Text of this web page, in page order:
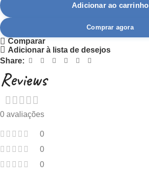
Adicionar ao carrinho
Comprar agora
Comparar
Adicionar à lista de desejos
Share:
Reviews
0 avaliações
0
0
0